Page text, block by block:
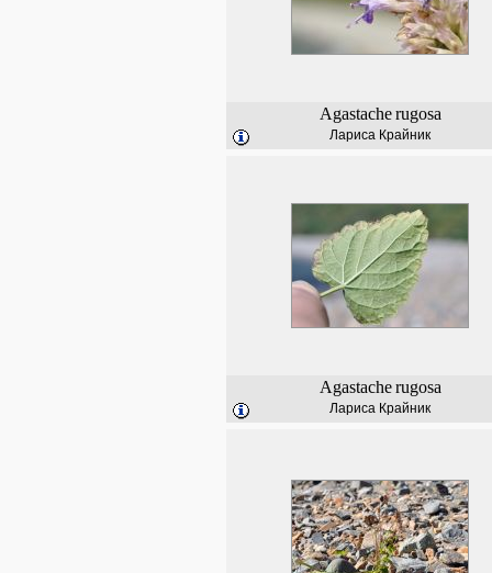
Agastache rugosa
Лариса Крайник
Agastache rugosa
Лариса Крайник